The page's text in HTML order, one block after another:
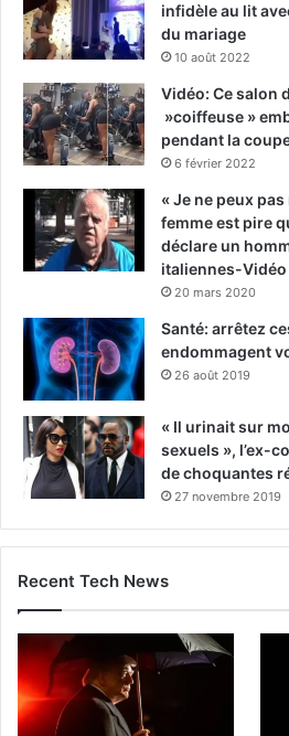
infidèle au lit
du mariage
10 août 2022
Vidéo: Ce salon
»coiffeuse »
pendant la
6 février 2022
« Je ne peux
femme est pire
déclare un
italiennes-Vidéo
20 mars 2020
Santé: arrêtez
endommagent
26 août 2019
« Il urinait sur
sexuels », l’ex-
de choquantes
27 novembre 2019
Recent Tech News